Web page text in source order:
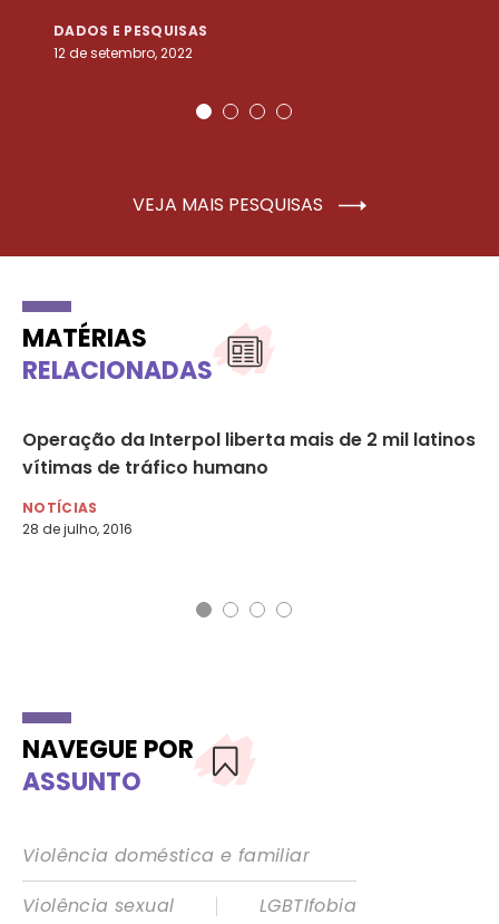
DADOS E PESQUISAS
12 de setembro, 2022
VEJA MAIS PESQUISAS
MATÉRIAS
RELACIONADAS
Operação da Interpol liberta mais de 2 mil latinos
vítimas de tráfico humano
NOTÍCIAS
28 de julho, 2016
NAVEGUE POR
ASSUNTO
Violência doméstica e familiar
Violência sexual
|
LGBTIfobia